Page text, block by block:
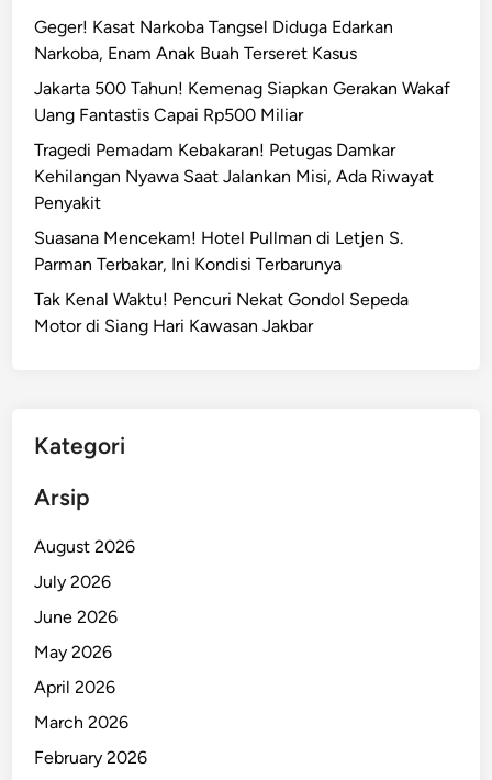
r
i
m
u
l
a
s
T
n
g
D
a
r
t
U
n
u
k
R
Geger! Kasat Narkoba Tangsel Diduga Edarkan
Narkoba, Enam Anak Buah Terseret Kasus
Jakarta 500 Tahun! Kemenag Siapkan Gerakan Wakaf
Uang Fantastis Capai Rp500 Miliar
Tragedi Pemadam Kebakaran! Petugas Damkar
Kehilangan Nyawa Saat Jalankan Misi, Ada Riwayat
Penyakit
Suasana Mencekam! Hotel Pullman di Letjen S.
Parman Terbakar, Ini Kondisi Terbarunya
Tak Kenal Waktu! Pencuri Nekat Gondol Sepeda
Motor di Siang Hari Kawasan Jakbar
Kategori
Arsip
August 2026
July 2026
June 2026
May 2026
April 2026
March 2026
February 2026